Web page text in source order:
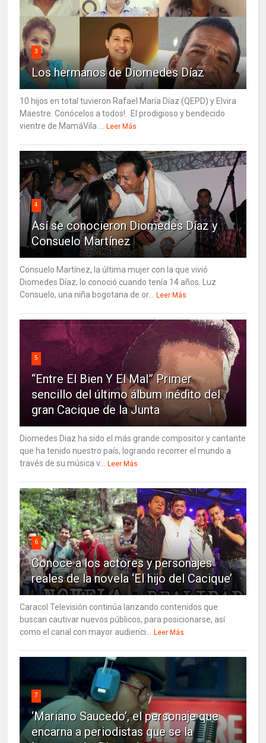
3
Los hermanos de Diomedes Díaz
10 hijos en total tuvieron Rafael María Díaz (QEPD) y Elvira
Maestre. Conócelos a todos!. El prodigioso y bendecido
vientre de MamáVila ...
Leer Más
4
Así se conocieron Diomedes Díaz y
Consuelo Martínez
Consuelo Martínez, la última mujer con la que vivió
Diomedes Díaz, lo conoció cuando tenía 14 años. Luz
Consuelo, una niña bogotana de or...
Leer Más
5
“Entre El Bien Y El Mal” Primer
sencillo del último álbum inédito del
gran Cacique de la Junta
Diomedes Diaz ha sido el más grande compositor y cantante
que ha tenido nuestro país, logrando recorrer el mundo a
través de su música v...
Leer Más
6
Conoce a los actores y personajes
reales de la novela ‘El hijo del Cacique’
Caracol Televisión continúa lanzando contenidos que
buscan cautivar nuevos públicos, para posicionarse, así
como el canal con mayor audienci...
Leer Más
7
‘Mariano Saucedo’, el personaje que
encarna a periodistas que se la